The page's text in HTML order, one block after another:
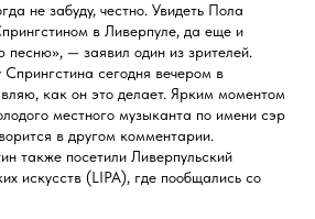
не забуду, честно. Увидеть Пола
в Ливерпуле, да еще и
— заявил один из зрителей.
сегодня вечером в
как он это делает. Ярким моментом
местного музыканта по имени сэр
в другом комментарии.
также посетили Ливерпульский
искусств (LIPA), где пообщались со